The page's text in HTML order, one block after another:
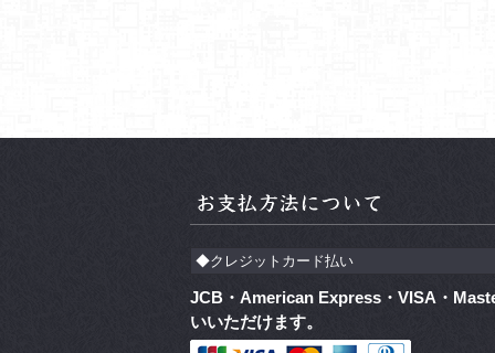
◆クレジットカード払い
JCB・American Express・VISA・
いいただけます。